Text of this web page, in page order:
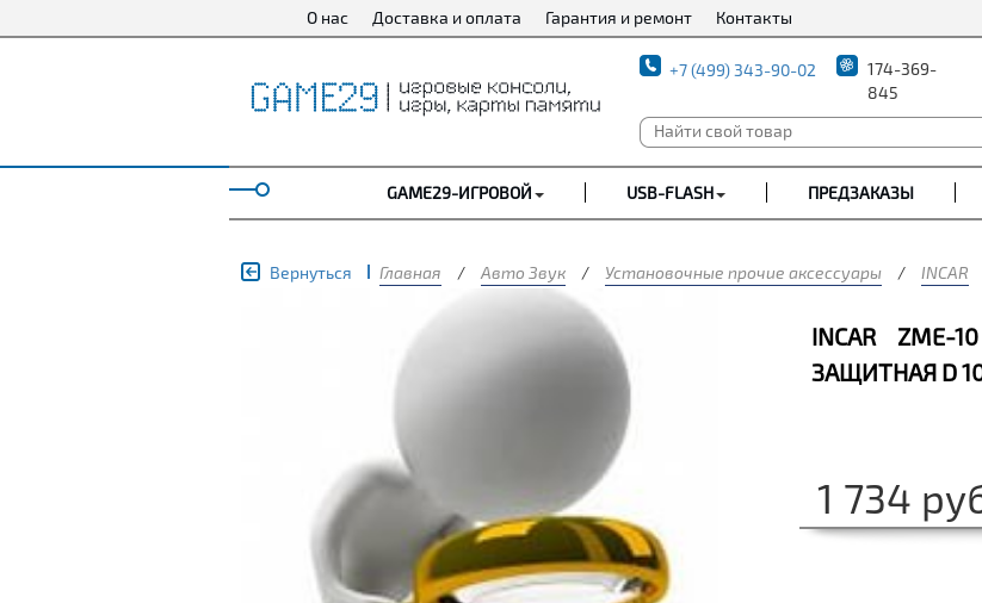
О нас Доставка и оплата Гарантия и ремонт Контакты
+7 (499) 343-90-02
174-369-
845
GAME29-ИГРОВОЙ USB-FLASH ПРЕДЗАКАЗЫ
Вернуться Главная / Авто Звук / Установочные прочие аксессуары / INCAR
INCAR ZME-
ЗАЩИТНАЯ D
1 734